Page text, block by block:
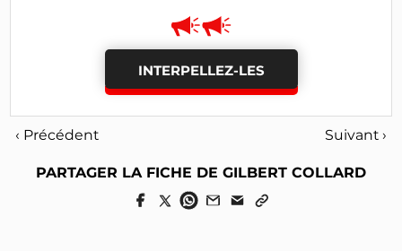
INTERPELLEZ-LES
‹ Précédent Suivant ›
PARTAGER LA FICHE DE GILBERT COLLARD